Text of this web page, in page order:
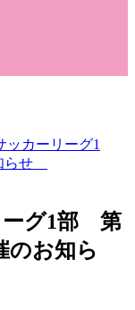
ッカーリーグ1
らせ
ーグ1部 第
のお知ら